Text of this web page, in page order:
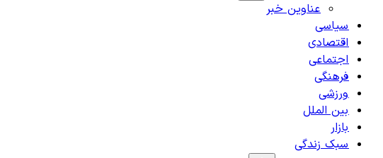
عناوین خبر
سیاسی
اقتصادی
اجتماعی
فرهنگی
ورزشی
بین الملل
بازار
سبک زندگی